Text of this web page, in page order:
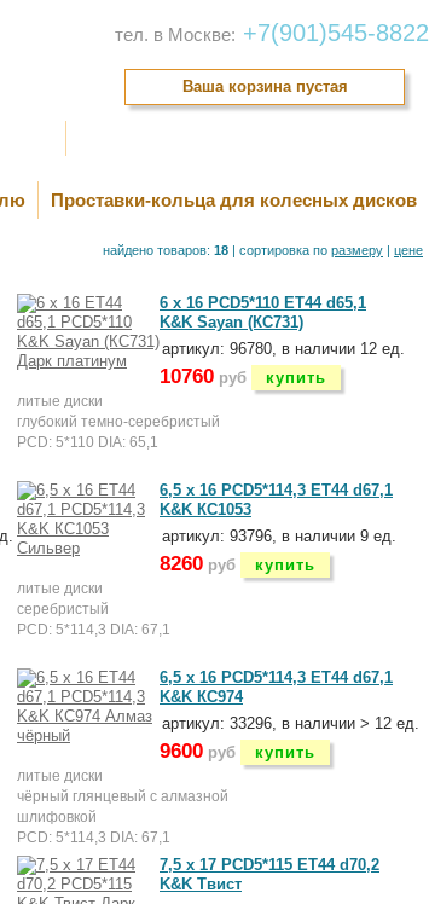
тел. в Москве: +7(901)545-8822
Ваша корзина пустая
Проставки-кольца для колесных дисков
найдено товаров: 18 | cортировка по размеру | цене
6 x 16 PCD5*110 ET44 d65,1
K&K Sayan (КС731)
артикул: 96780, в наличии 12 ед.
10760 руб купить
литые диски
глубокий темно-серебристый
PCD: 5*110 DIA: 65,1
6,5 x 16 PCD5*114,3 ET44 d67,1
K&K КС1053
артикул: 93796, в наличии 9 ед.
8260 руб купить
литые диски
серебристый
PCD: 5*114,3 DIA: 67,1
6,5 x 16 PCD5*114,3 ET44 d67,1
K&K КС974
артикул: 33296, в наличии > 12 ед.
9600 руб купить
литые диски
чёрный глянцевый с алмазной
шлифовкой
PCD: 5*114,3 DIA: 67,1
7,5 x 17 PCD5*115 ET44 d70,2
K&K Твист